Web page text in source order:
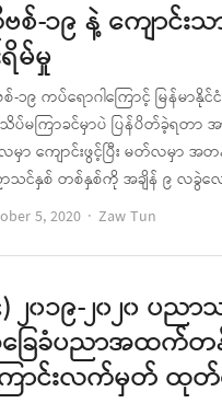
စ်-၁၉ နဲ့ ကျောင်
မ်မှု
-၁၉ ကပ်ရောဂါကြောင့် မြန်မာနို
သိပ်မကြာခင်မှာပဲ ပြန်ပိတ်ခဲ့ရတာ
မှာ ကျောင်းဖွင့်ပြီး မတ်လမှာ
သင်နှစ် တစ်နှစ်ကို အချိန် ၉ လခွဲ
5, 2020
Author
Zaw Tun
၂၀၁၉-၂၀၂၀ ပညာ
ြေခံပညာအထက်တန်
ောင်းလက်မှတ် ထုတ်